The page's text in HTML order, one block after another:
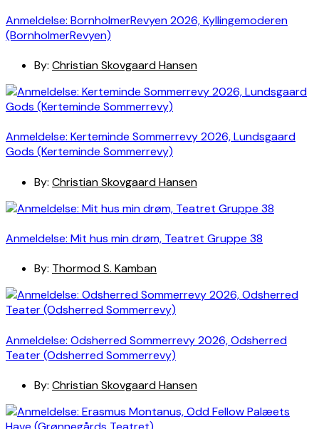
Anmeldelse: BornholmerRevyen 2026, Kyllingemoderen
(BornholmerRevyen)
By: Christian Skovgaard Hansen
Anmeldelse: Kerteminde Sommerrevy 2026, Lundsgaard
Gods (Kerteminde Sommerrevy)
By: Christian Skovgaard Hansen
Anmeldelse: Mit hus min drøm, Teatret Gruppe 38
By: Thormod S. Kamban
Anmeldelse: Odsherred Sommerrevy 2026, Odsherred
Teater (Odsherred Sommerrevy)
By: Christian Skovgaard Hansen